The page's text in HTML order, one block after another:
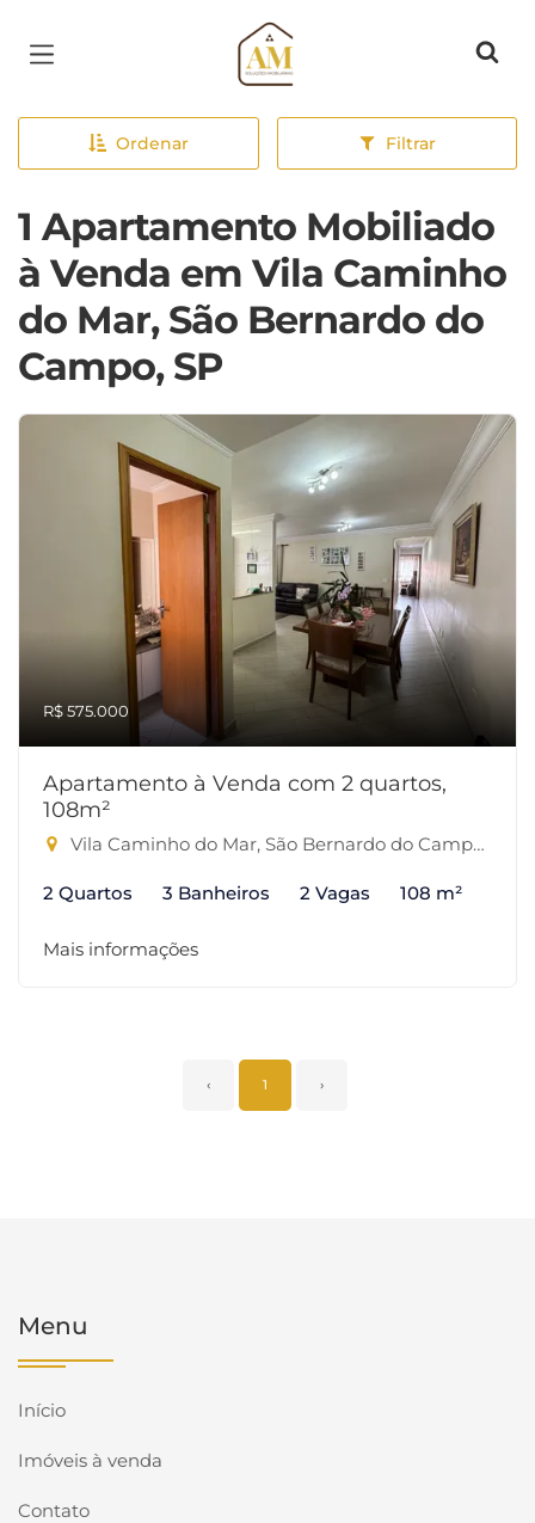
Página inicial
Ordenar Filtrar
1 Apartamento Mobiliado
à Venda em Vila Caminho
do Mar, São Bernardo do
Campo, SP
R$ 575.000
Apartamento à Venda com 2 quartos,
108m²
Vila Caminho do Mar, São Bernardo do Campo-SP
2 Quartos 3 Banheiros 2 Vagas 108 m²
Mais informações
‹ 1 ›
Menu
Início
Imóveis à venda
Contato